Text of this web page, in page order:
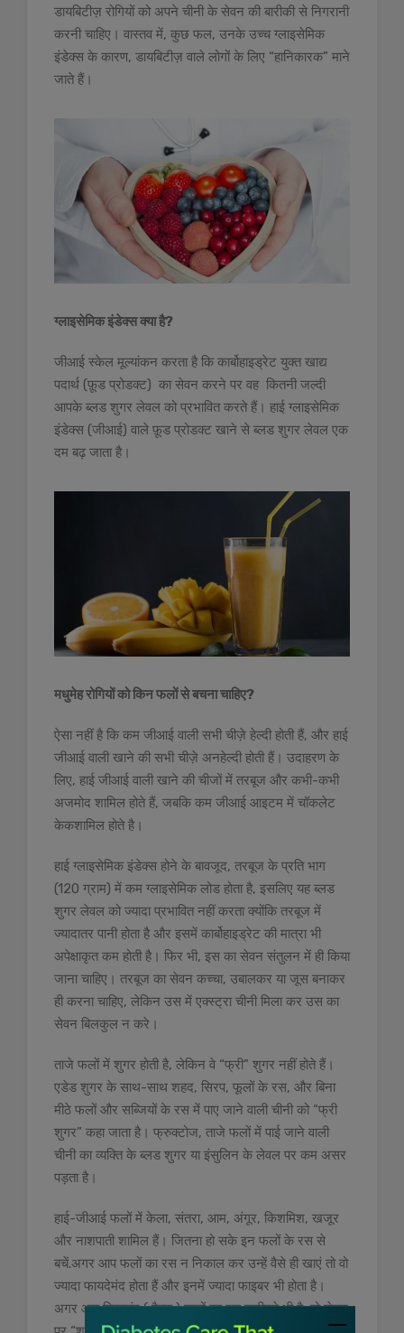
डायबिटीज़ रोगियों को अपने चीनी के सेवन की बारीकी से निगरानी
करनी चाहिए। वास्तव में, कुछ फल, उनके उच्च ग्लाइसेमिक
इंडेक्स के कारण, डायबिटीज़ वाले लोगों के लिए “हानिकारक” माने
जाते हैं।
ग्लाइसेमिक इंडेक्स क्या है?
जीआई स्केल मूल्यांकन करता है कि कार्बोहाइड्रेट युक्त खाद्य
पदार्थ (फ़ूड प्रोडक्ट) का सेवन करने पर वह कितनी जल्दी
आपके ब्लड शुगर लेवल को प्रभावित करते हैं। हाई ग्लाइसेमिक
इंडेक्स (जीआई) वाले फ़ूड प्रोडक्ट खाने से ब्लड शुगर लेवल एक
दम बढ़ जाता है।
मधुमेह रोगियों को किन फलों से बचना चाहिए?
ऐसा नहीं है कि कम जीआई वाली सभी चीज़े हेल्दी होती हैं, और हाई
जीआई वाली खाने की सभी चीज़े अनहेल्दी होती हैं। उदाहरण के
लिए, हाई जीआई वाली खाने की चीजों में तरबूज और कभी-कभी
अजमोद शामिल होते हैं, जबकि कम जीआई आइटम में चॉकलेट
केकशामिल होते है।
हाई ग्लाइसेमिक इंडेक्स होने के बावजूद, तरबूज के प्रति भाग
(120 ग्राम) में कम ग्लाइसेमिक लोड होता है, इसलिए यह ब्लड
शुगर लेवल को ज्यादा प्रभावित नहीं करता क्योंकि तरबूज में
ज्यादातर पानी होता है और इसमें कार्बोहाइड्रेट की मात्रा भी
अपेक्षाकृत कम होती है। फिर भी, इस का सेवन संतुलन में ही किया
जाना चाहिए। तरबूज का सेवन कच्चा, उबालकर या जूस बनाकर
ही करना चाहिए, लेकिन उस में एक्स्ट्रा चीनी मिला कर उस का
सेवन बिलकुल न करे।
ताजे फलों में शुगर होती है, लेकिन वे “फ्री” शुगर नहीं होते हैं।
एडेड शुगर के साथ-साथ शहद, सिरप, फूलों के रस, और बिना
मीठे फलों और सब्जियों के रस में पाए जाने वाली चीनी को “फ्री
शुगर” कहा जाता है। फ्रुक्टोज, ताजे फलों में पाई जाने वाली
चीनी का व्यक्ति के ब्लड शुगर या इंसुलिन के लेवल पर कम असर
पड़ता है।
हाई-जीआई फलों में केला, संतरा, आम, अंगूर, किशमिश, खजूर
और नाशपाती शामिल हैं। जितना हो सके इन फलों के रस से
बचें.अगर आप फलों का रस न निकाल कर उन्हें वैसे ही खाएं तो वो
ज्यादा फायदेमंद होता हैं और इनमें ज्यादा फाइबर भी होता है।
अगर आप डिब्बाबंद ( पैक्ड ) फलों का रस खरीदते भी है, तो लेबल